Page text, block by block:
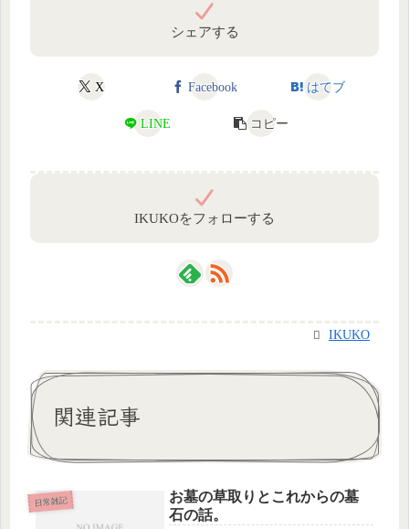
シェアする
X Facebook はてブ
LINE コピー
IKUKOをフォローする
IKUKO
関連記事
日常雑記
お墓の草取りとこれからの墓
石の話。